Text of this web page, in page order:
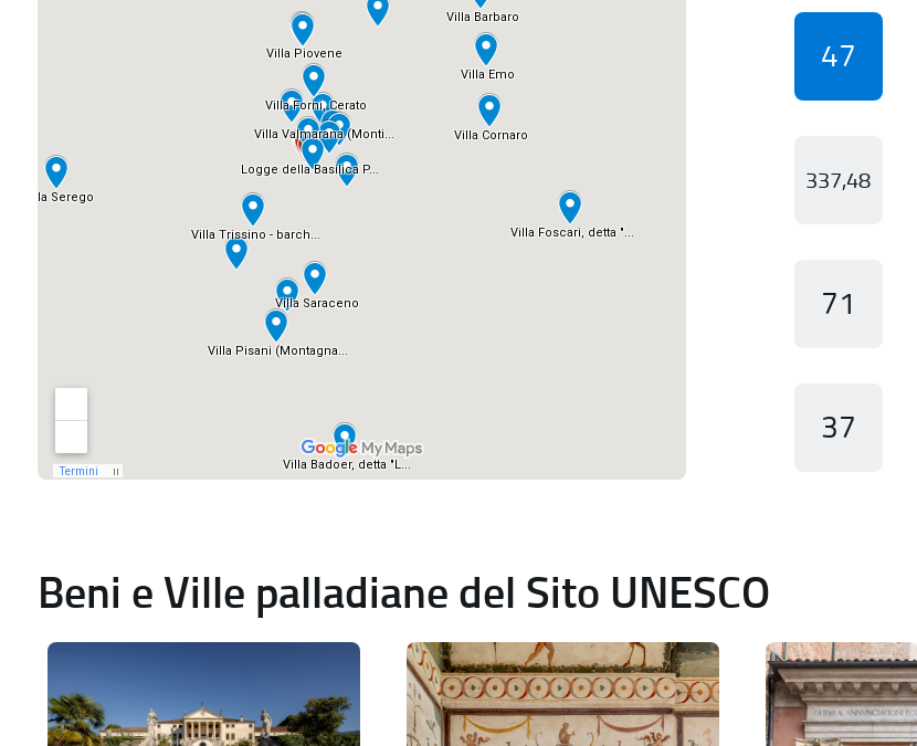
47
337,48
71
37
Beni e Ville palladiane del Sito UNESCO